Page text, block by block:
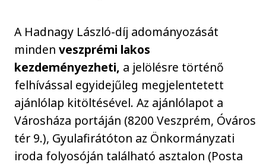
A Hadnagy László-díj adományozását
mindenveszprémi lakos
kezdeményezheti, a jelölésre történő
felhívással egyidejűleg megjelentetett
ajánlólap kitöltésével. Az ajánlólapot a
Városháza portáján (8200 Veszprém, Óváros
tér 9.), Gyulafirátóton az Önkormányzati
iroda folyosóján található asztalon (Posta